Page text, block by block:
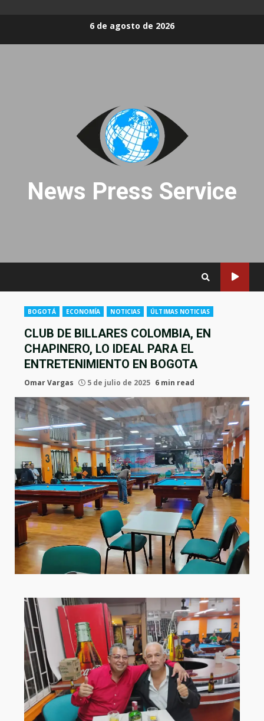
6 de agosto de 2026
News Press Service
BOGOTÁ ECONOMÍA NOTICIAS ÚLTIMAS NOTICIAS
CLUB DE BILLARES COLOMBIA, EN
CHAPINERO, LO IDEAL PARA EL
ENTRETENIMIENTO EN BOGOTA
Omar Vargas 5 de julio de 2025 6 min read